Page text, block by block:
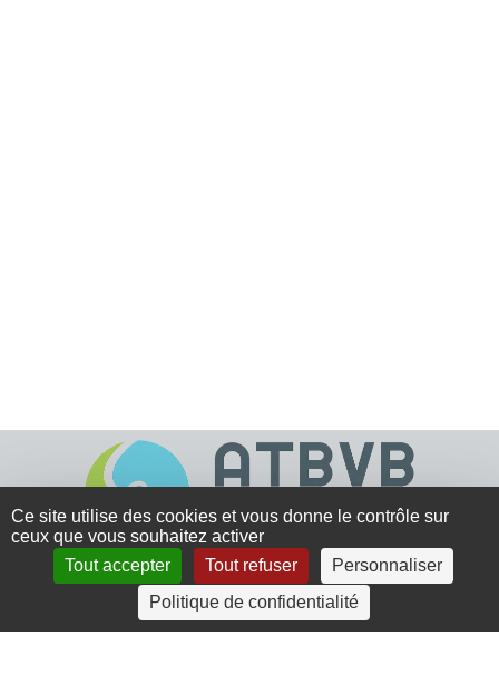
4 rue Crec’h-Ugen
22810 Belle Isle en Terre
Ce site utilise des cookies et vous donne le contrôle sur
ceux que vous souhaitez activer
Tout accepter
Tout refuser
Personnaliser
Politique de confidentialité